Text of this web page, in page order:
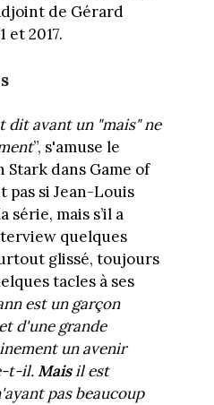
de Gérard
et 2017.
dit avant un "mais" ne
”, s'amuse le
Stark dans Game of
pas si Jean-Louis
mais s’il a
quelques
glissé, toujours
tacles à ses
est un garçon
d'une grande
un avenir
t-il.Maisil est
pas beaucoup